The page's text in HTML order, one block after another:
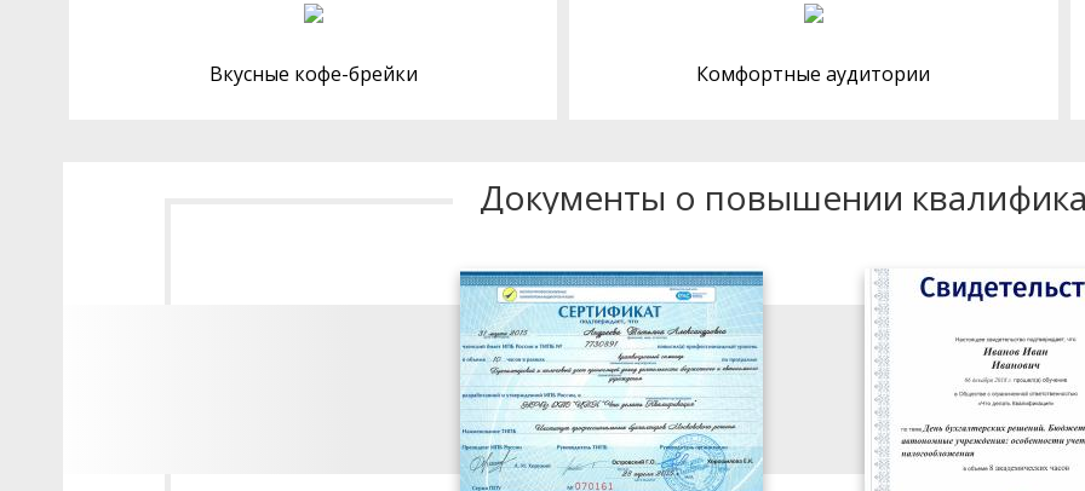
Вкусные кофе-брейки Комфортные аудитории
Документы о повышении